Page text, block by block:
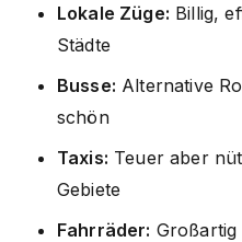
Lokale Züge: Billig,
Städte
Busse: Alternative
schön
Taxis: Teuer aber
Gebiete
Fahrräder: